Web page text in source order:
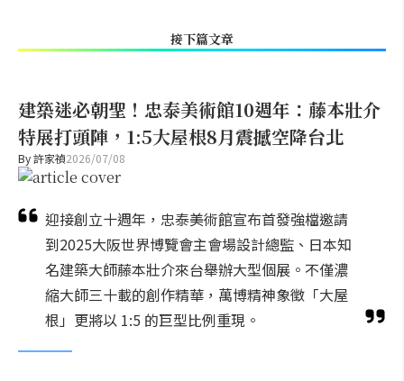
接下篇文章
建築迷必朝聖！忠泰美術館10週年：藤本壯介
特展打頭陣，1:5大屋根8月震撼空降台北
By許家禎2026/07/08
迎接創立十週年，忠泰美術館宣布首發強檔邀請
到2025大阪世界博覽會主會場設計總監、日本知
名建築大師藤本壯介來台舉辦大型個展。不僅濃
縮大師三十載的創作精華，萬博精神象徵「大屋
根」更將以 1:5 的巨型比例重現。